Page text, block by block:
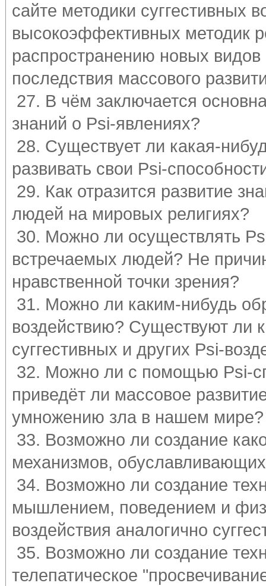
сайте методики суггестивных
высокоэффективных методик
распространению новых
последствия массового
27. В чём заключается
знаний о Psi-явлениях?
28. Существует ли какая-
развивать свои Psi-
29. Как отразится развитие
людей на мировых религиях?
30. Можно ли осуществлять
встречаемых людей? Не
нравственной точки зрения?
31. Можно ли каким-нибудь
воздействию? Существуют ли
суггестивных и других Psi-
32. Можно ли с помощью Psi-
приведёт ли массовое
умножению зла в нашем мире?
33. Возможно ли создание
механизмов,
34. Возможно ли создание
мышлением, поведением и
воздействия аналогично
35. Возможно ли создание
телепатическое